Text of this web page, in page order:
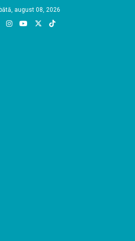
august 08, 2026